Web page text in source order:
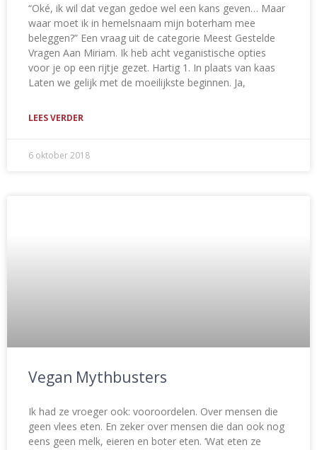
“Oké, ik wil dat vegan gedoe wel een kans geven… Maar
waar moet ik in hemelsnaam mijn boterham mee
beleggen?” Een vraag uit de categorie Meest Gestelde
Vragen Aan Miriam. Ik heb acht veganistische opties
voor je op een rijtje gezet. Hartig 1. In plaats van kaas
Laten we gelijk met de moeilijkste beginnen. Ja,
LEES VERDER
6 oktober 2018
Vegan Mythbusters
Ik had ze vroeger ook: vooroordelen. Over mensen die
geen vlees eten. En zeker over mensen die dan ook nog
eens geen melk, eieren en boter eten. ‘Wat eten ze